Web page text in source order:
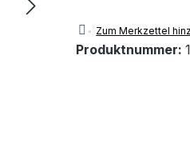
Zum Merkzettel
Produktnummer: